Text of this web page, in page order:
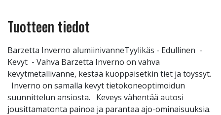
Tuotteen tiedot
Barzetta Inverno alumiinivanneTyylikäs - Edullinen -
Kevyt - Vahva Barzetta Inverno on vahva
kevytmetallivanne, kestää kuoppaisetkin tiet ja töyssyt.
Inverno on samalla kevyt tietokoneoptimoidun
suunnittelun ansiosta. Keveys vähentää autosi
jousittamatonta painoa ja parantaa ajo-ominaisuuksia.